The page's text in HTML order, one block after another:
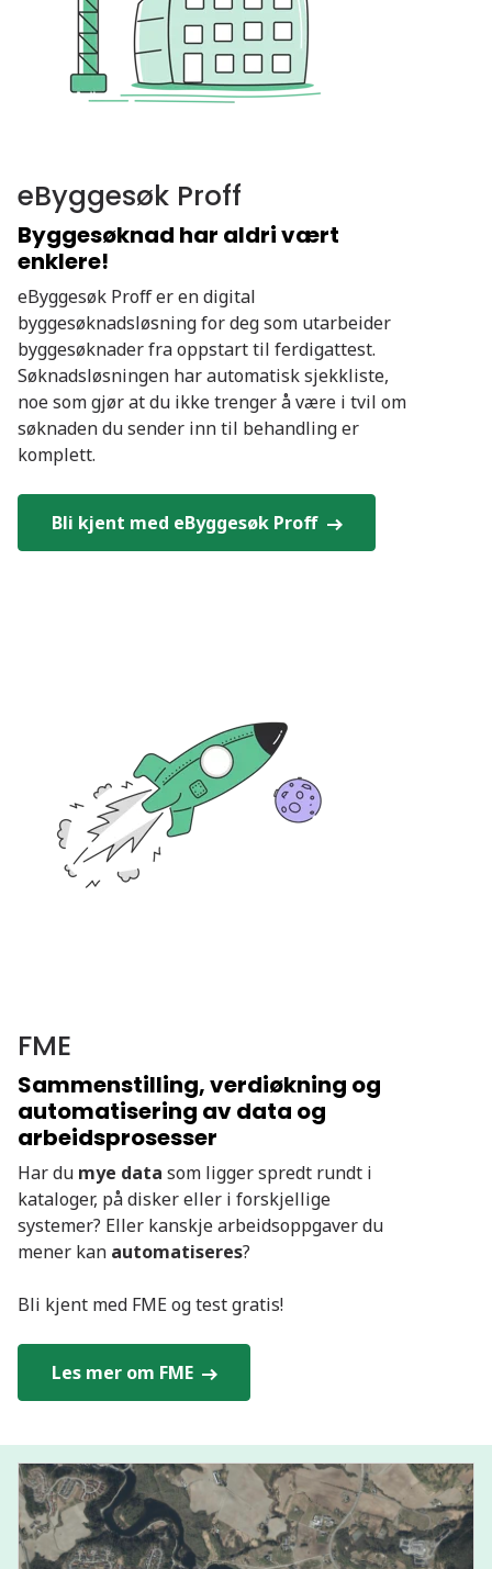
eByggesøk Proff
Byggesøknad har aldri vært
enklere!
eByggesøk Proff er en digital
byggesøknadsløsning for deg som utarbeider
byggesøknader fra oppstart til ferdigattest.
Søknadsløsningen har automatisk sjekkliste,
noe som gjør at du ikke trenger å være i tvil om
søknaden du sender inn til behandling er
komplett.
Bli kjent med eByggesøk Proff
FME
Sammenstilling, verdiøkning og
automatisering av data og
arbeidsprosesser
Har du mye data som ligger spredt rundt i
kataloger, på disker eller i forskjellige
systemer? Eller kanskje arbeidsoppgaver du
mener kan automatiseres?
Bli kjent med FME og test gratis!
Les mer om FME